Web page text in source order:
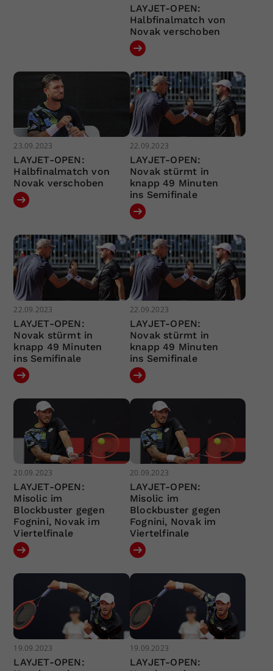
LAYJET-OPEN:
Halbfinalmatch von
Novak verschoben
23.09.2023
LAYJET-OPEN:
Halbfinalmatch von
Novak verschoben
22.09.2023
LAYJET-OPEN:
Novak stürmt in
knapp 49 Minuten
ins Semifinale
22.09.2023
LAYJET-OPEN:
Novak stürmt in
knapp 49 Minuten
ins Semifinale
22.09.2023
LAYJET-OPEN:
Novak stürmt in
knapp 49 Minuten
ins Semifinale
20.09.2023
LAYJET-OPEN:
Misolic im
Blockbuster gegen
Fognini, Novak im
Viertelfinale
20.09.2023
LAYJET-OPEN:
Misolic im
Blockbuster gegen
Fognini, Novak im
Viertelfinale
19.09.2023
LAYJET-OPEN:
19.09.2023
LAYJET-OPEN: